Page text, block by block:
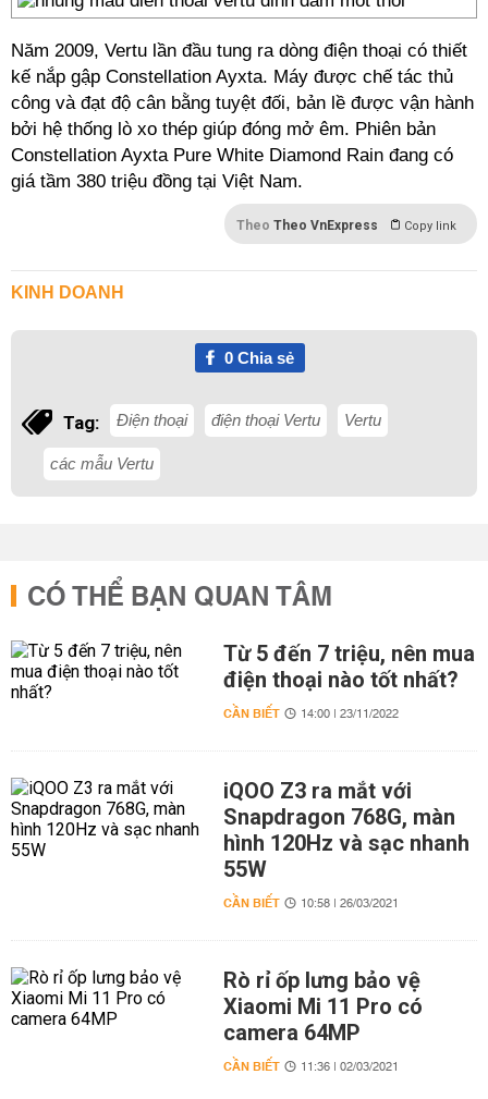
Năm 2009, Vertu lần đầu tung ra dòng điện thoại có thiết
kế nắp gập Constellation Ayxta. Máy được chế tác thủ
công và đạt độ cân bằng tuyệt đối, bản lề được vận hành
bởi hệ thống lò xo thép giúp đóng mở êm. Phiên bản
Constellation Ayxta Pure White Diamond Rain đang có
giá tầm 380 triệu đồng tại Việt Nam.
Theo Theo VnExpress Copy link
KINH DOANH
0Chia sẻ
Tag: Điện thoại điện thoại Vertu Vertu
các mẫu Vertu
CÓ THỂ BẠN QUAN TÂM
Từ 5 đến 7 triệu, nên mua
điện thoại nào tốt nhất?
CẦN BIẾT 14:00 | 23/11/2022
iQOO Z3 ra mắt với
Snapdragon 768G, màn
hình 120Hz và sạc nhanh
55W
CẦN BIẾT 10:58 | 26/03/2021
Rò rỉ ốp lưng bảo vệ
Xiaomi Mi 11 Pro có
camera 64MP
CẦN BIẾT 11:36 | 02/03/2021